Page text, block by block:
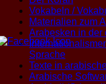
Vokabeln /
Materialien zum
Arabesken in der
Sprache
Texte in
Arabische